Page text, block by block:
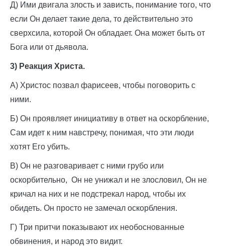
Д) Ими двигала злость и зависть, понимание того, что
если Он делает такие дела, то действительно это
сверхсила, которой Он обладает. Она может быть от
Бога или от дьявола.
3) Реакция Христа.
А) Христос позвал фарисеев, чтобы поговорить с
ними.
Б) Он проявляет инициативу в ответ на оскорбление,
Сам идет к ним навстречу, понимая, что эти люди
хотят Его убить.
В) Он не разговаривает с ними грубо или
оскорбительно, Он не унижал и не злословил, Он не
кричал на них и не подстрекал народ, чтобы их
обидеть. Он просто не замечал оскорбления.
Г) Три притчи показывают их необоснованные
обвинения, и народ это видит.